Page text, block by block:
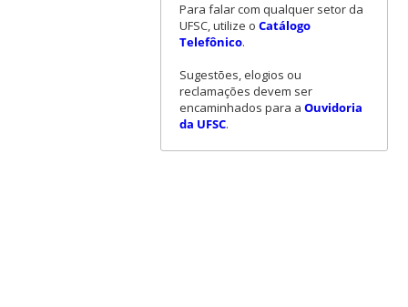
Para falar com qualquer setor da
UFSC, utilize o Catálogo
Telefônico.
Sugestões, elogios ou
reclamações devem ser
encaminhados para a Ouvidoria
da UFSC.